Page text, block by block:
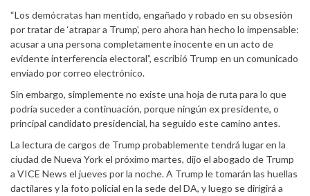
“Los demócratas han mentido, engañado y robado en su obsesión
por tratar de ‘atrapar a Trump’, pero ahora han hecho lo impensable:
acusar a una persona completamente inocente en un acto de
evidente interferencia electoral”, escribió Trump en un comunicado
enviado por correo electrónico.
Sin embargo, simplemente no existe una hoja de ruta para lo que
podría suceder a continuación, porque ningún ex presidente, o
principal candidato presidencial, ha seguido este camino antes.
La lectura de cargos de Trump probablemente tendrá lugar en la
ciudad de Nueva York el próximo martes, dijo el abogado de Trump
a VICE News el jueves por la noche. A Trump le tomarán las huellas
dactilares y la foto policial en la sede del DA, y luego se dirigirá a